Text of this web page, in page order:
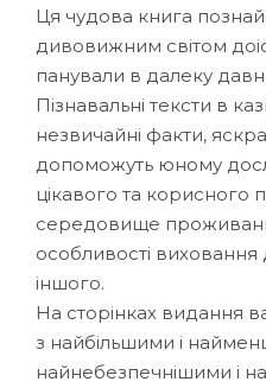
Ця чудова книга
дивовижним світом
панували в далеку
Пізнавальні тексти в
незвичайні факти,
допоможуть юному
цікавого та корисного
середовище
особливості виховання
іншого.
На сторінках видання
з найбільшими і
найнебезпечнішими і